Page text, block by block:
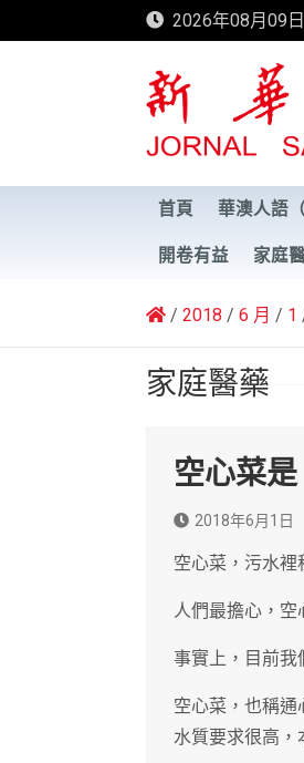
to
2026年08月09
新華澳
首頁 華澳人語
開卷有益 家庭
2018 6 月 1
家庭醫藥
空心菜
2018年6月1日
空心菜，污水裡
人們最擔心，空
事實上，目前我
空心菜，也稱
水質要求很高，